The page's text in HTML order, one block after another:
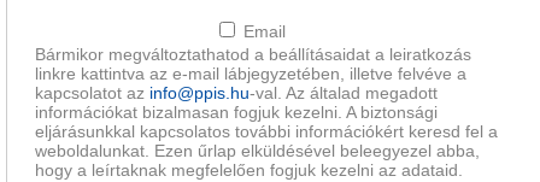
Email
Bármikor megváltoztathatod a beállításaidat a leiratkozás
linkre kattintva az e-mail lábjegyzetében, illetve felvéve a
kapcsolatot az info@ppis.hu-val. Az általad megadott
információkat bizalmasan fogjuk kezelni. A biztonsági
eljárásunkkal kapcsolatos további információkért keresd fel a
weboldalunkat. Ezen űrlap elküldésével beleegyezel abba,
hogy a leírtaknak megfelelően fogjuk kezelni az adataid.